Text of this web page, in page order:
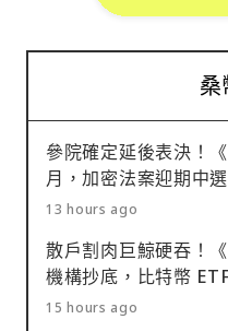
參院確定延後表決！
月，加密法案迎期中
13 hours ago
散戶割肉巨鯨硬吞！
機構抄底，比特幣
15 hours ago